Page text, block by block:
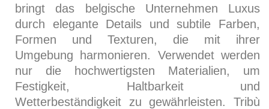
bringt das belgische Unternehmen Luxus
durch elegante Details und subtile Farben,
Formen und Texturen, die mit ihrer
Umgebung harmonieren. Verwendet werden
nur die hochwertigsten Materialien, um
Festigkeit, Haltbarkeit und
Wetterbeständigkeit zu gewährleisten. Tribù